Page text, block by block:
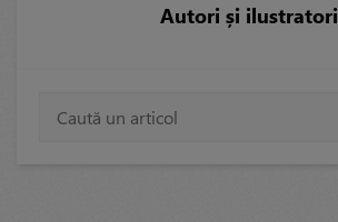
Autori și ilustratori